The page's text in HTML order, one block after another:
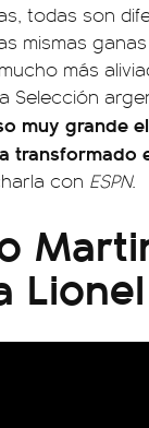
todas son
mismas
más
Selección
muy grande
transformado
con ESPN.